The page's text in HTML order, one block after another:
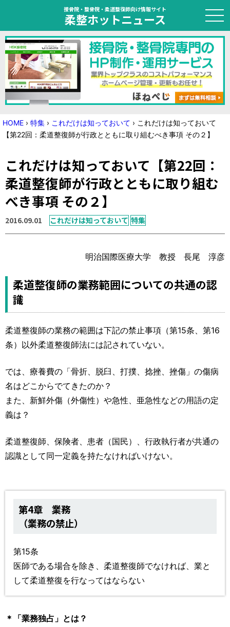
接骨院・整骨院・柔道整復師向け情報サイト
柔整ホットニュース
HOME
トピック
ニュース
国家試験対策
学会・セミナー情報
運営元 お問い合わせ
HOME › 特集 › これだけは知っておいて › これだけは知っておいて
【第22回：柔道整復師が行政とともに取り組むべき事項 その２】
これだけは知っておいて【第22回：
柔道整復師が行政とともに取り組む
べき事項 その２】
2016.09.01 これだけは知っておいて 特集
明治国際医療大学 教授 長尾 淳彦
柔道整復師の業務範囲についての共通の認
識
柔道整復師の業務の範囲は下記の禁止事項（第15条、第16
条）以外柔道整復師法には記されていない。
では、療養費の「骨折、脱臼、打撲、捻挫、挫傷」の傷病
名はどこからでてきたのか？
また、新鮮外傷（外傷性）や急性、亜急性などの用語の定
義は？
柔道整復師、保険者、患者（国民）、行政執行者が共通の
認識として同一定義を持たなければいけない。
第4章 業務
（業務の禁止）
第15条
医師である場合を除き、柔道整復師でなければ、業と
して柔道整復を行なってはならない
＊
「業務独占」とは？